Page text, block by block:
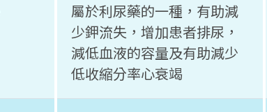
屬於利尿藥的一種，有助減
少鉀流失，增加患者排尿，
減低血液的容量及有助減少
低收縮分率心衰竭